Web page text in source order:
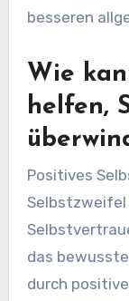
besseren
Wie
helfen,
Positives
Selbstzweifel
das
durch